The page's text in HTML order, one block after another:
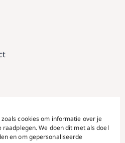
cookies om informatie over je
We doen dit met als doel
en om gepersonaliseerde
en fotografie door